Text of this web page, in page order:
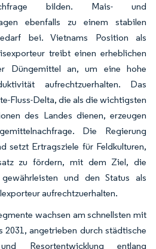
bilden. Mais- und
ebenfalls zu einem stabilen
bei. Vietnams Position als
treibt einen erheblichen
Düngemittel an, um eine hohe
aufrechtzuerhalten. Das
Fluss-Delta, die als die wichtigsten
des Landes dienen, erzeugen
Die Regierung
setzt Ertragsziele für Feldkulturen,
zu fördern, mit dem Ziel, die
gewährleisten und den Status als
aufrechtzuerhalten.
wachsen am schnellsten mit
2031, angetrieben durch städtische
und Resortentwicklung entlang